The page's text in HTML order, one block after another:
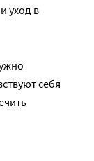
уход в
себя